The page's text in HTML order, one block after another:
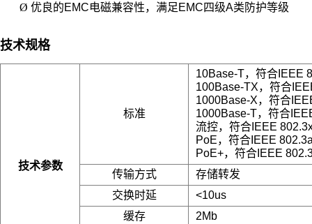
Ø 优良的EMC电磁兼容性，满足EMC四级A类防护等级
技术规格
技术参数
标准
10Base-T，符合IEEE
100Base-TX，符合
1000Base-X，符合
1000Base-T，符合
流控，符合IEEE
PoE，符合IEEE
PoE+，符合IEEE
传输方式
存储转发
交换时延
<10us
缓存
2Mb